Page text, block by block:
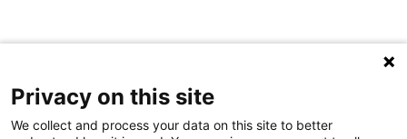
Privacy on this site
We collect and process your data on this site to better